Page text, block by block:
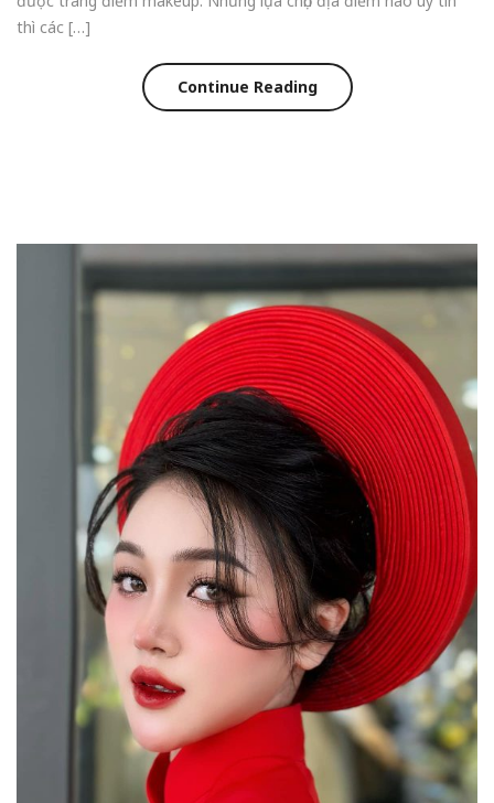
thì các […]
Continue Reading